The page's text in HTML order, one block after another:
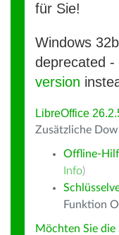
für Sie!
Windows
deprecated -
version
LibreOffice
Zusätzliche
Offline-
Info)
Funktion
Möchten Sie die